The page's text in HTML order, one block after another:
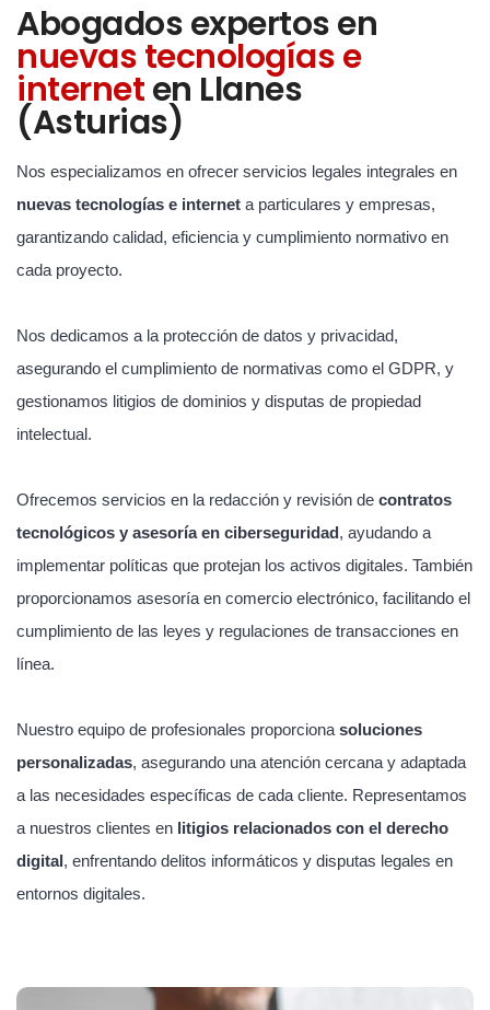
Abogados expertos en
nuevas tecnologías e
interneten Llanes
(Asturias)
Nos especializamos en ofrecer servicios legales integrales en
nuevas tecnologías e internet a particulares y empresas,
garantizando calidad, eficiencia y cumplimiento normativo en
cada proyecto.
Nos dedicamos a la protección de datos y privacidad,
asegurando el cumplimiento de normativas como el GDPR, y
gestionamos litigios de dominios y disputas de propiedad
intelectual.
Ofrecemos servicios en la redacción y revisión de contratos
tecnológicos y asesoría en ciberseguridad, ayudando a
implementar políticas que protejan los activos digitales. También
proporcionamos asesoría en comercio electrónico, facilitando el
cumplimiento de las leyes y regulaciones de transacciones en
línea.
Nuestro equipo de profesionales proporciona soluciones
personalizadas, asegurando una atención cercana y adaptada
a las necesidades específicas de cada cliente. Representamos
a nuestros clientes en litigios relacionados con el derecho
digital, enfrentando delitos informáticos y disputas legales en
entornos digitales.